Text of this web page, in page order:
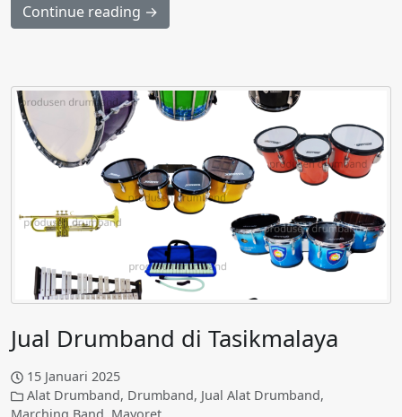
Continue reading →
Jual Drumband di Tasikmalaya
15 Januari 2025
Alat Drumband, Drumband, Jual Alat Drumband,